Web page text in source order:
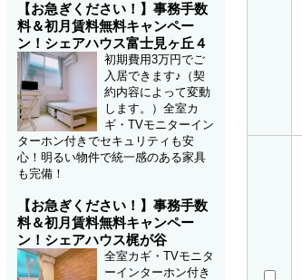
【お急ぎください！】事務手数
料＆初月賃料無料キャンペー
ン！シェアハウス富士見ヶ丘４
初期費用3万円でご
入居できます♪（契
約内容によって変動
します。）全室カ
ギ・TVモニターイン
ターホン付きでセキュリティも安
心！明るい物件で統一感のある家具
も完備！
【お急ぎください！】事務手数
料＆初月賃料無料キャンペー
ン！シェアハウス梶が谷
全室カギ・TVモニタ
ーインターホン付き